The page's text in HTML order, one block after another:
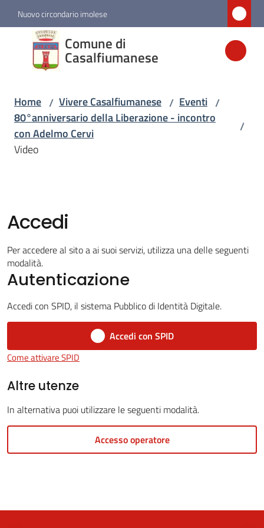
Vai al contenuto
Vai alla navigazione
Vai al footer
Nuovo circondario imolese
Comune di
Casalfiumanese
Comune di
Casalfiumanese
Amministrazione
Novità
Casalfiumanese
5x1000
Servizi
line
Tutti
argomenti
Home / Vivere Casalfiumanese / Eventi /
80°anniversario della Liberazione - incontro
con Adelmo Cervi
/
Video
Accedi
Per accedere al sito a ai suoi servizi, utilizza una delle seguenti
modalità.
Autenticazione
Accedi con SPID, il sistema Pubblico di Identità Digitale.
Accedi con SPID
Come attivare SPID
Altre utenze
In alternativa puoi utilizzare le seguenti modalità.
Accesso operatore